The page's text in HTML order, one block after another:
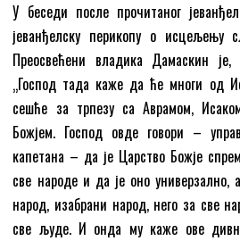
У беседи после прочитаног
јеванђелску перикопу о исцељењу
Преосвећени владика Дамаскин је,
„Господ тада каже да ће многи од
сешће за трпезу са Аврамом,
Божјем. Господ овде говори –
капетана – да је Царство Божје
све народе и да је оно универзално,
народ, изабрани народ, него за све
све људе. И онда му каже ове